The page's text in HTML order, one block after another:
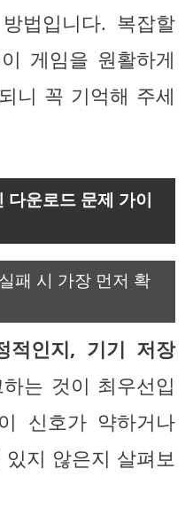
법입니다. 복잡할
게임을 원활하게
니 꼭 기억해 주세
다운로드 문제 가이
패 시 가장 먼저 확
적인지, 기기 저장
하는 것이 최우선입
신호가 약하거나
지 않은지 살펴보